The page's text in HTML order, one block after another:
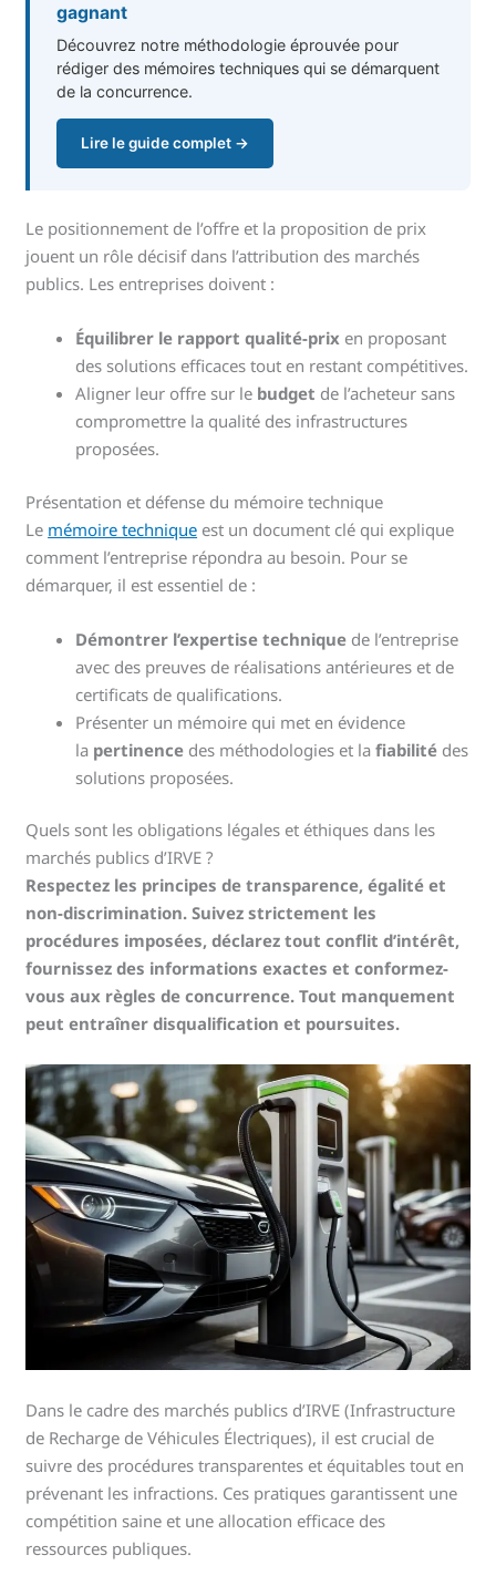
gagnant
Découvrez notre méthodologie éprouvée pour
rédiger des mémoires techniques qui se démarquent
de la concurrence.
Lire le guide complet →
Le positionnement de l’offre et la proposition de prix
jouent un rôle décisif dans l’attribution des marchés
publics. Les entreprises doivent :
Équilibrer le rapport qualité-prix en proposant
des solutions efficaces tout en restant compétitives.
Aligner leur offre sur le budget de l’acheteur sans
compromettre la qualité des infrastructures
proposées.
Présentation et défense du mémoire technique
Le mémoire technique est un document clé qui explique
comment l’entreprise répondra au besoin. Pour se
démarquer, il est essentiel de :
Démontrer l’expertise technique de l’entreprise
avec des preuves de réalisations antérieures et de
certificats de qualifications.
Présenter un mémoire qui met en évidence
la pertinence des méthodologies et lafiabilité des
solutions proposées.
Quels sont les obligations légales et éthiques dans les
marchés publics d’IRVE ?
Respectez les principes de transparence, égalité et
non-discrimination. Suivez strictement les
procédures imposées, déclarez tout conflit d’intérêt,
fournissez des informations exactes et conformez-
vous aux règles de concurrence. Tout manquement
peut entraîner disqualification et poursuites.
Dans le cadre des marchés publics d’IRVE (Infrastructure
de Recharge de Véhicules Électriques), il est crucial de
suivre des procédures transparentes et équitables tout en
prévenant les infractions. Ces pratiques garantissent une
compétition saine et une allocation efficace des
ressources publiques.